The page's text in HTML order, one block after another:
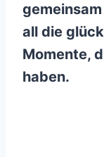
all die
Momente,
haben.